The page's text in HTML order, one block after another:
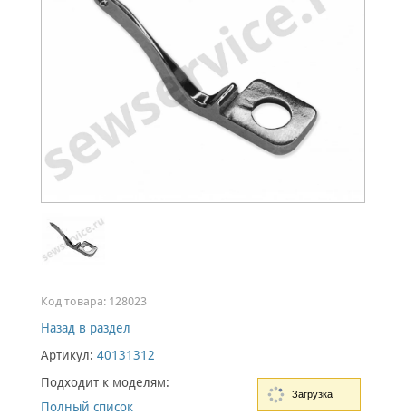
Код товара: 128023
Назад в раздел
Артикул: 40131312
Подходит к моделям:
Полный список
Загрузка